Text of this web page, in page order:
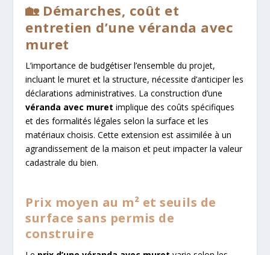
🏡 Démarches, coût et
entretien d’une véranda avec
muret
L’importance de budgétiser l’ensemble du projet,
incluant le muret et la structure, nécessite d’anticiper les
déclarations administratives. La construction d’une
véranda avec muret implique des coûts spécifiques
et des formalités légales selon la surface et les
matériaux choisis. Cette extension est assimilée à un
agrandissement de la maison et peut impacter la valeur
cadastrale du bien.
Prix moyen au m² et seuils de
surface sans permis de
construire